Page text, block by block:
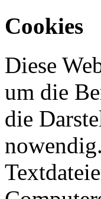
Cookies
Diese
um die
die